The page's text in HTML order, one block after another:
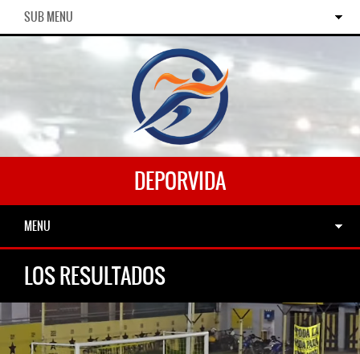
SUB MENU
DEPORVIDA
MENU
LOS RESULTADOS